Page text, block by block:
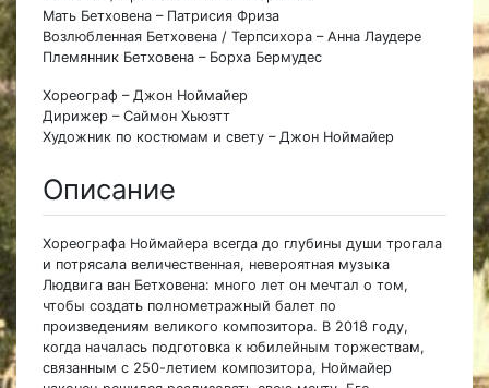
Мать Бетховена – Патрисия Фриза
Возлюбленная Бетховена / Терпсихора – Анна Лаудере
Племянник Бетховена – Борха Бермудес
Хореограф – Джон Ноймайер
Дирижер – Саймон Хьюэтт
Художник по костюмам и свету – Джон Ноймайер
Описание
Хореографа Ноймайера всегда до глубины души трогала
и потрясала величественная, невероятная музыка
Людвига ван Бетховена: много лет он мечтал о том,
чтобы создать полнометражный балет по
произведениям великого композитора. В 2018 году,
когда началась подготовка к юбилейным торжествам,
связанным с 250-летием композитора, Ноймайер